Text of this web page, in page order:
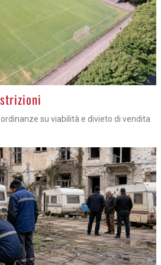
su viabilità e divieto di vendita